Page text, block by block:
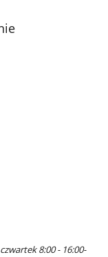
8:00 - 16:00-